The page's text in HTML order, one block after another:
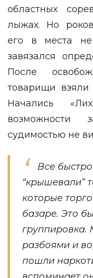
областных
лыжах. Но
его в места не
завязался
После
товарищи взяли
Начались
возможности
судимостью не
Все
“крышевали”
которые
базаре. Это
разбоями и
пошли